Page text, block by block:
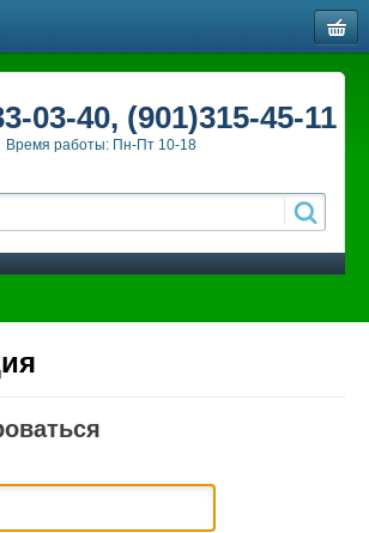
03-40, (901)315-45-11
Время работы: Пн-Пт 10-18